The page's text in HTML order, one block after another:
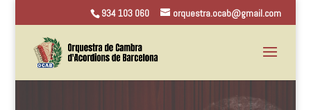
934 103 060 orquestra.ocab@gmail.com